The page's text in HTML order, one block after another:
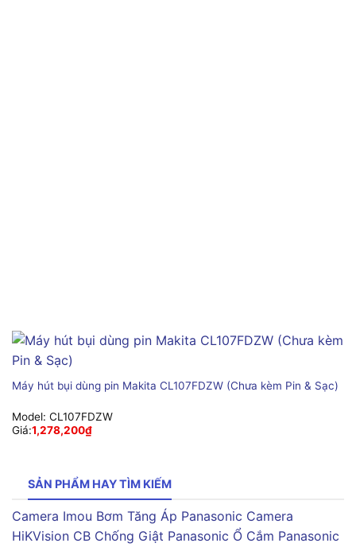
Máy hút bụi dùng pin Makita CL107FDZW (Chưa kèm Pin & Sạc)
Model: CL107FDZW
Giá:1,278,200₫
SẢN PHẨM HAY TÌM KIẾM
Camera Imou Bơm Tăng Áp Panasonic Camera
HiKVision CB Chống Giật Panasonic Ổ Cắm Panasonic